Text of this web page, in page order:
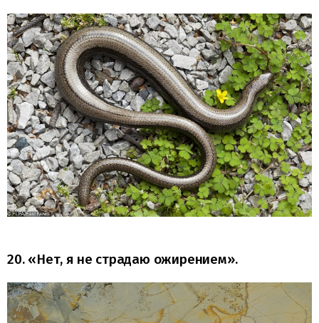
20. «Нет, я не страдаю ожирением».